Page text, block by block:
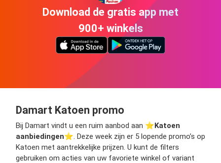
Download de gratis app met
900+ winkels
Damart Katoen promo
Bij Damart vindt u een ruim aanbod aan ⭐️Katoen
aanbiedingen⭐️. Deze week zijn er 5 lopende promo’s op
Katoen met aantrekkelijke prijzen. U kunt de filters
gebruiken om acties van uw favoriete winkel of variant